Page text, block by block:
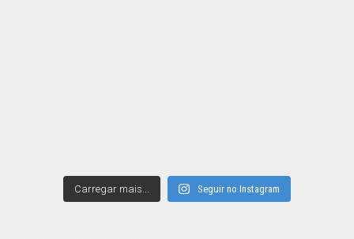
Carregar mais... Seguir no Instagram